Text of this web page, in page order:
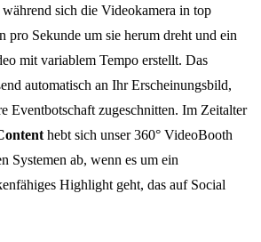
sich die Videokamera in top
pro Sekunde um sie herum dreht und ein
mit variablem Tempo erstellt. Das
automatisch an Ihr Erscheinungsbild,
Eventbotschaft zugeschnitten. Im Zeitalter
hebt sich unser 360° VideoBooth
Systemen ab, wenn es um ein
Highlight geht, das auf Social